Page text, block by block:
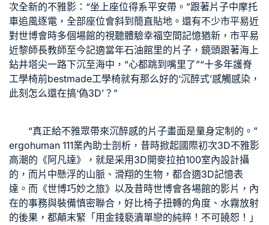
次全新的不雅影：“坐上座位得系平安帶。”跟著片子中摩托
車追風逐電，全部座位會斜到簡直貼地。還有不少市平易近
對世博會時多個場館的視聽體驗幸福空間記憶猶新，市平易
近黎師長教師至今記適當年石油館里的片子，鏡頭跟著海上
鉆井塔尖一路下沉至海中，“心都跳到嘴里了”“十多年護脊
工學椅前bestmade工學椅就有那么好的‘沉醉式’感觸感染，
此刻怎么還在搞‘偽3D’？”
“真正給不雅眾帶來沉醉感的片子畫面是量身定制的。”
ergohuman 111業內助士剖析，昔時掀起國際初次3D不雅影
高潮的《阿凡達》，就是采用3D開麥拉拍100室內設計攝
的，而片中懸浮的山脈、滑翔的生物，都合適3D記憶表
達。而《世博巧妙之旅》以及昔時世博會各場館的影片，內
在的事務與裝備慎密聯合，好比椅子扭轉的角度、水霧放射
的後果，都顛末緊「用金錢褻瀆單戀的純粹！不可饒恕！」